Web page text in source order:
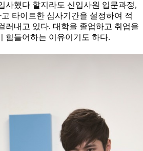
사했다 할지라도 신입사원 입문과정,
타이트한 심사기간을 설정하여 적
러내고 있다. 대학을 졸업하고 취업을
힘들어하는 이유이기도 하다.